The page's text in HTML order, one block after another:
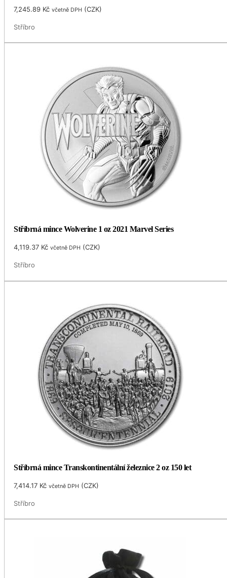
7,245.89 Kč včetně DPH (CZK)
Stříbro
Stříbrná mince Wolverine 1 oz 2021 Marvel Series
4,119.37 Kč včetně DPH (CZK)
Stříbro
Stříbrná mince Transkontinentální železnice 2 oz 150 let
7,414.17 Kč včetně DPH (CZK)
Stříbro